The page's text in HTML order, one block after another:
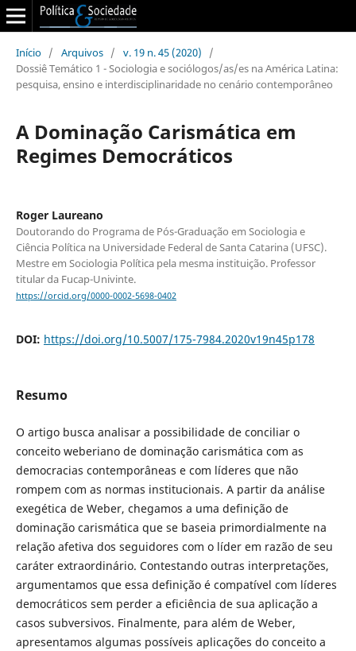
Início / Arquivos / v. 19 n. 45 (2020)
/
Dossiê Temático 1 - Sociologia e sociólogos/as/es na América Latina:
pesquisa, ensino e interdisciplinaridade no cenário contemporâneo
A Dominação Carismática em
Regimes Democráticos
Roger Laureano
Doutorando do Programa de Pós-Graduação em Sociologia e
Ciência Política na Universidade Federal de Santa Catarina (UFSC).
Mestre em Sociologia Política pela mesma instituição. Professor
titular da Fucap-Univinte.
https://orcid.org/0000-0002-5698-0402
DOI: https://doi.org/10.5007/175-7984.2020v19n45p178
Resumo
O artigo busca analisar a possibilidade de conciliar o
conceito weberiano de dominação carismática com as
democracias contemporâneas e com líderes que não
rompem com as normas institucionais. A partir da análise
exegética de Weber, chegamos a uma definição de
dominação carismática que se baseia primordialmente na
relação afetiva dos seguidores com o líder em razão de seu
caráter extraordinário. Contestando outras interpretações,
argumentamos que essa definição é compatível com líderes
democráticos sem perder a eficiência de sua aplicação a
casos subversivos. Finalmente, para além de Weber,
apresentamos algumas possíveis aplicações do conceito a